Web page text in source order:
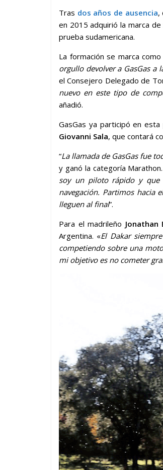
Tras dos años de ausencia,
en 2015 adquirió la marca
prueba sudamericana.
La formación se marca
orgullo devolver a GasGas
el Consejero Delegado de
nuevo en este tipo de
añadió.
GasGas ya participó en esta
Giovanni Sala, que contará
“La llamada de GasGas fue
y ganó la categoría
soy un piloto rápido y que
navegación. Partimos hacia
lleguen al final”.
Para el madrileño Jonathan
Argentina. «El Dakar
competiendo sobre una
mi objetivo es no cometer